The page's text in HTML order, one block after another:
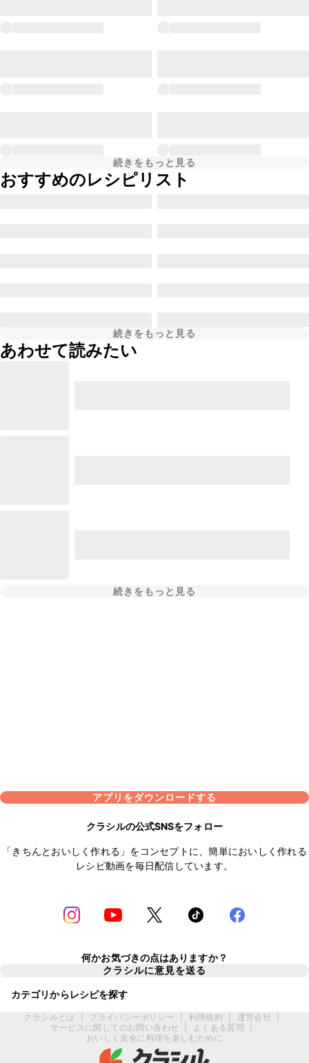
続きをもっと見る
おすすめのレシピリスト
続きをもっと見る
あわせて読みたい
続きをもっと見る
アプリをダウンロードする
クラシルの公式SNSをフォロー
「きちんとおいしく作れる」をコンセプトに、簡単においしく作れる
レシピ動画を毎日配信しています。
何かお気づきの点はありますか？
クラシルに意見を送る
カテゴリからレシピを探す
クラシルとは プライバシーポリシー 利用規約 運営会社
サービスに関してのお問い合わせ
よくある質問
おいしく安全に料理を楽しむために